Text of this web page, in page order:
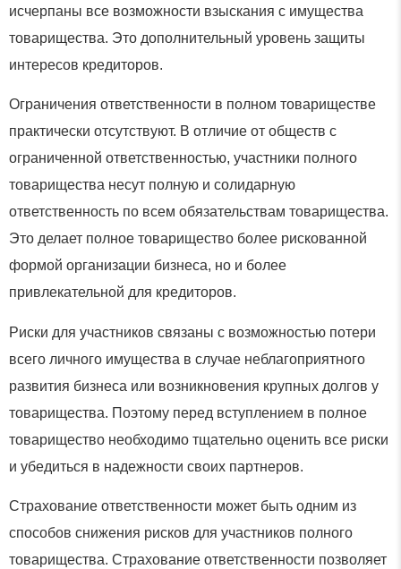
исчерпаны все возможности взыскания с имущества
товарищества. Это дополнительный уровень защиты
интересов кредиторов.
Ограничения ответственности в полном товариществе
практически отсутствуют. В отличие от обществ с
ограниченной ответственностью, участники полного
товарищества несут полную и солидарную
ответственность по всем обязательствам товарищества.
Это делает полное товарищество более рискованной
формой организации бизнеса, но и более
привлекательной для кредиторов.
Риски для участников связаны с возможностью потери
всего личного имущества в случае неблагоприятного
развития бизнеса или возникновения крупных долгов у
товарищества. Поэтому перед вступлением в полное
товарищество необходимо тщательно оценить все риски
и убедиться в надежности своих партнеров.
Страхование ответственности может быть одним из
способов снижения рисков для участников полного
товарищества. Страхование ответственности позволяет